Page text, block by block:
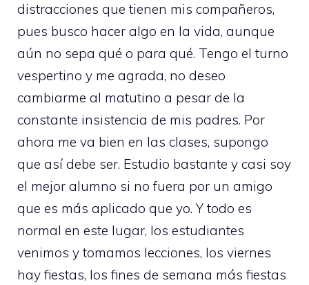
distracciones que tienen mis compañeros,
pues busco hacer algo en la vida, aunque
aún no sepa qué o para qué. Tengo el turno
vespertino y me agrada, no deseo
cambiarme al matutino a pesar de la
constante insistencia de mis padres. Por
ahora me va bien en las clases, supongo
que así debe ser. Estudio bastante y casi soy
el mejor alumno si no fuera por un amigo
que es más aplicado que yo. Y todo es
normal en este lugar, los estudiantes
venimos y tomamos lecciones, los viernes
hay fiestas, los fines de semana más fiestas